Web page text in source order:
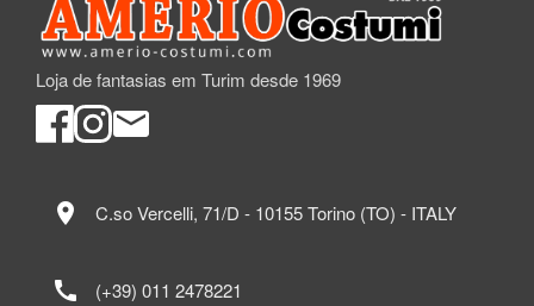
Loja de fantasias em Turim desde 1969
location_on C.so Vercelli, 71/D - 10155 Torino (TO) - ITALY
call (+39) 011 2478221